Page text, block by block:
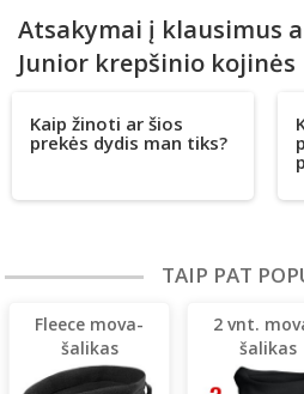
Atsakymai į klausimus
Junior krepšinio kojinės
Kaip žinoti ar šios
prekės dydis man tiks?
TAIP PAT
Fleece mova-
šalikas
2 vnt.
šalikas